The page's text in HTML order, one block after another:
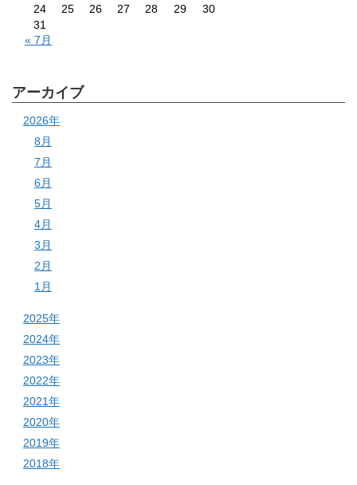
24
25 26 27 28 29
30
31
« 7月
アーカイブ
2026年
8月
7月
6月
5月
4月
3月
2月
1月
2025年
2024年
2023年
2022年
2021年
2020年
2019年
2018年